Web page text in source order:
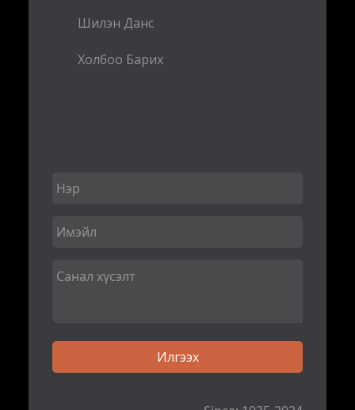
Шилэн Данс
Холбоо Барих